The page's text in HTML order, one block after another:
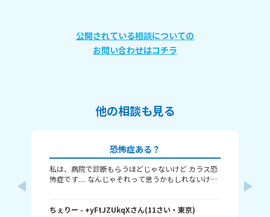
公開されている相談についての
お問い合わせはコチラ
他の相談も見る
恐怖症ある？
私は、病院で診断もらうほどじゃないけど カラス恐
怖症です.... なんじゃそれって思うかもしれないけど
んな恐怖症を持っていますか？
ちぇりー - +yFtJZUkqXさん(11さい・ 東京)